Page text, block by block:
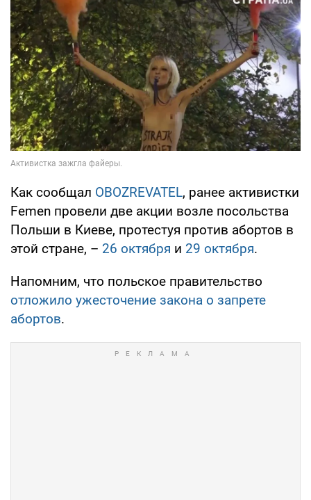
Как сообщал OBOZREVATEL, ранее активистки
Femen провели две акции возле посольства
Польши в Киеве, протестуя против абортов в
этой стране, – 26 октября и 29 октября.
Напомним, что польское правительство
отложило ужесточение закона о запрете
абортов.